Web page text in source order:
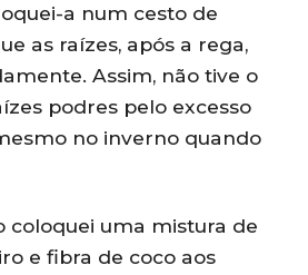
a num cesto de
as raízes, após a rega,
Assim, não tive o
podres pelo excesso
no inverno quando
coloquei uma mistura de
e fibra de coco aos